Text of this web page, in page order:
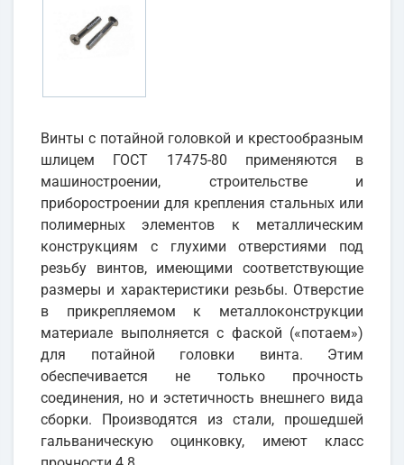
Винты с потайной головкой и крестообразным
шлицем ГОСТ 17475-80 применяются в
машиностроении, строительстве и
приборостроении для крепления стальных или
полимерных элементов к металлическим
конструкциям с глухими отверстиями под
резьбу винтов, имеющими соответствующие
размеры и характеристики резьбы. Отверстие
в прикрепляемом к металлоконструкции
материале выполняется с фаской («потаем»)
для потайной головки винта. Этим
обеспечивается не только прочность
соединения, но и эстетичность внешнего вида
сборки. Производятся из стали, прошедшей
гальваническую оцинковку, имеют класс